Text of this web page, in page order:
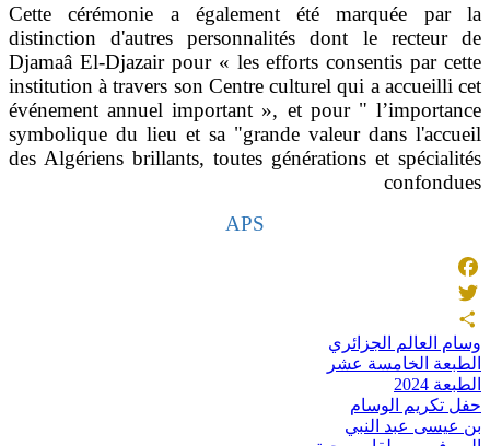
Cette cérémonie a également été marquée
distinction d'autres personnalités dont le
Djamaâ El-Djazair pour « les efforts consentis
institution à travers son Centre culturel qui a
événement annuel important », et pour "
symbolique du lieu et sa "grande valeur dans
des Algériens brillants, toutes générations et
الجزائري
الخامسة عشر
الوسام
عبد النبي